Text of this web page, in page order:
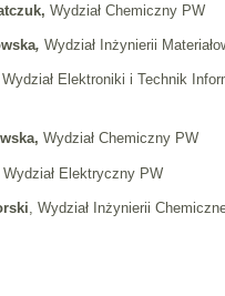
Wydział Chemiczny PW
, Wydział Inżynierii
Wydział Elektroniki i Technik
Wydział Chemiczny PW
, Wydział Elektryczny PW
, Wydział Inżynierii